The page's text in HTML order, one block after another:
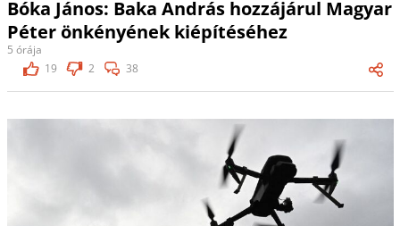
Bóka János: Baka András hozzájárul Magyar
Péter önkényének kiépítéséhez
5 órája
19
2 38